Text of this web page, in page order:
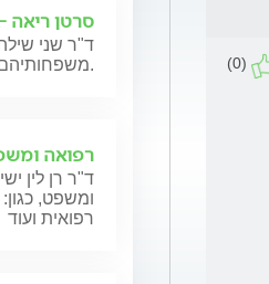
(0)
סרטן ריאה
ד"ר שני
משפחותיהם.
רפואה
ד"ר רן לין
ומשפט,
רפואית ועוד